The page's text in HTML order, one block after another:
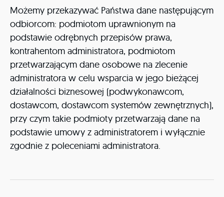
Możemy przekazywać Państwa dane następującym
odbiorcom: podmiotom uprawnionym na
podstawie odrębnych przepisów prawa,
kontrahentom administratora, podmiotom
przetwarzającym dane osobowe na zlecenie
administratora w celu wsparcia w jego bieżącej
działalności biznesowej (podwykonawcom,
dostawcom, dostawcom systemów zewnętrznych),
przy czym takie podmioty przetwarzają dane na
podstawie umowy z administratorem i wyłącznie
zgodnie z poleceniami administratora.